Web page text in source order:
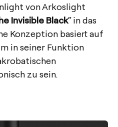
von Arkoslight
Invisible Black“ in das
Konzeption basiert auf
in seiner Funktion
zu sein.